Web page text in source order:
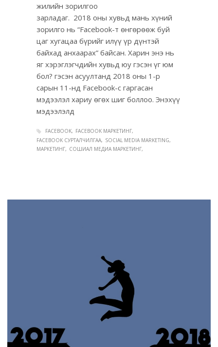
жилийн зорилгоо
зарладаг. 2018 оны хувьд мань хүний
зорилго нь “Facebook-т өнгөрөөж буй
цаг хугацаа бүрийг илүү үр дүнтэй
байхад анхаарах” байсан. Харин энэ нь
яг хэрэглэгчдийн хувьд юу гэсэн үг юм
бол? гэсэн асуултанд 2018 оны 1-р
сарын 11-нд Facebook-с гаргасан
мэдээлэл хариу өгөх шиг боллоо. Энэхүү
мэдээлэлд
FACEBOOK
FACEBOOK МАРКЕТИНГ
FACEBOOK СУРТАЛЧИЛГАА
SOCIAL MEDIA MARKETING
МАРКЕТИНГ
СОШИАЛ МЕДИА МАРКЕТИНГ